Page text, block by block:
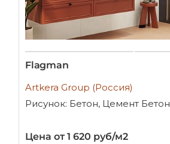
Flagman
Artkera Group (Россия)
Рисунок: Бетон, Цемент Бетон
Цена от 1 620 руб/м2